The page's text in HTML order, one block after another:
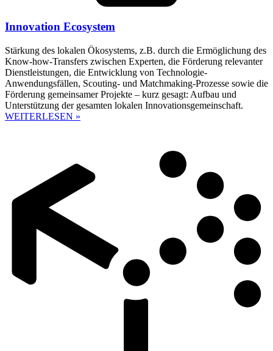
Innovation Ecosystem
Stärkung des lokalen Ökosystems, z.B. durch die Ermöglichung des
Know-how-Transfers zwischen Experten, die Förderung relevanter
Dienstleistungen, die Entwicklung von Technologie-
Anwendungsfällen, Scouting- und Matchmaking-Prozesse sowie die
Förderung gemeinsamer Projekte – kurz gesagt: Aufbau und
Unterstützung der gesamten lokalen Innovationsgemeinschaft.
WEITERLESEN »